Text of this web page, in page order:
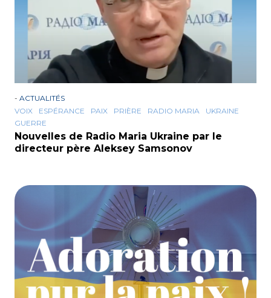
- ACTUALITÉS
VOIX
ESPÉRANCE PAIX PRIÈRE RADIO MARIA
UKRAINE
GUERRE
Nouvelles de Radio Maria Ukraine par le
directeur père Aleksey Samsonov